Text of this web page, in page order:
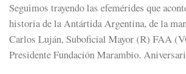
Seguimos trayendo las efemérides que
historia de la Antártida Argentina, de la
Carlos Luján, Suboficial Mayor (R) FAA
Presidente Fundación Marambio.